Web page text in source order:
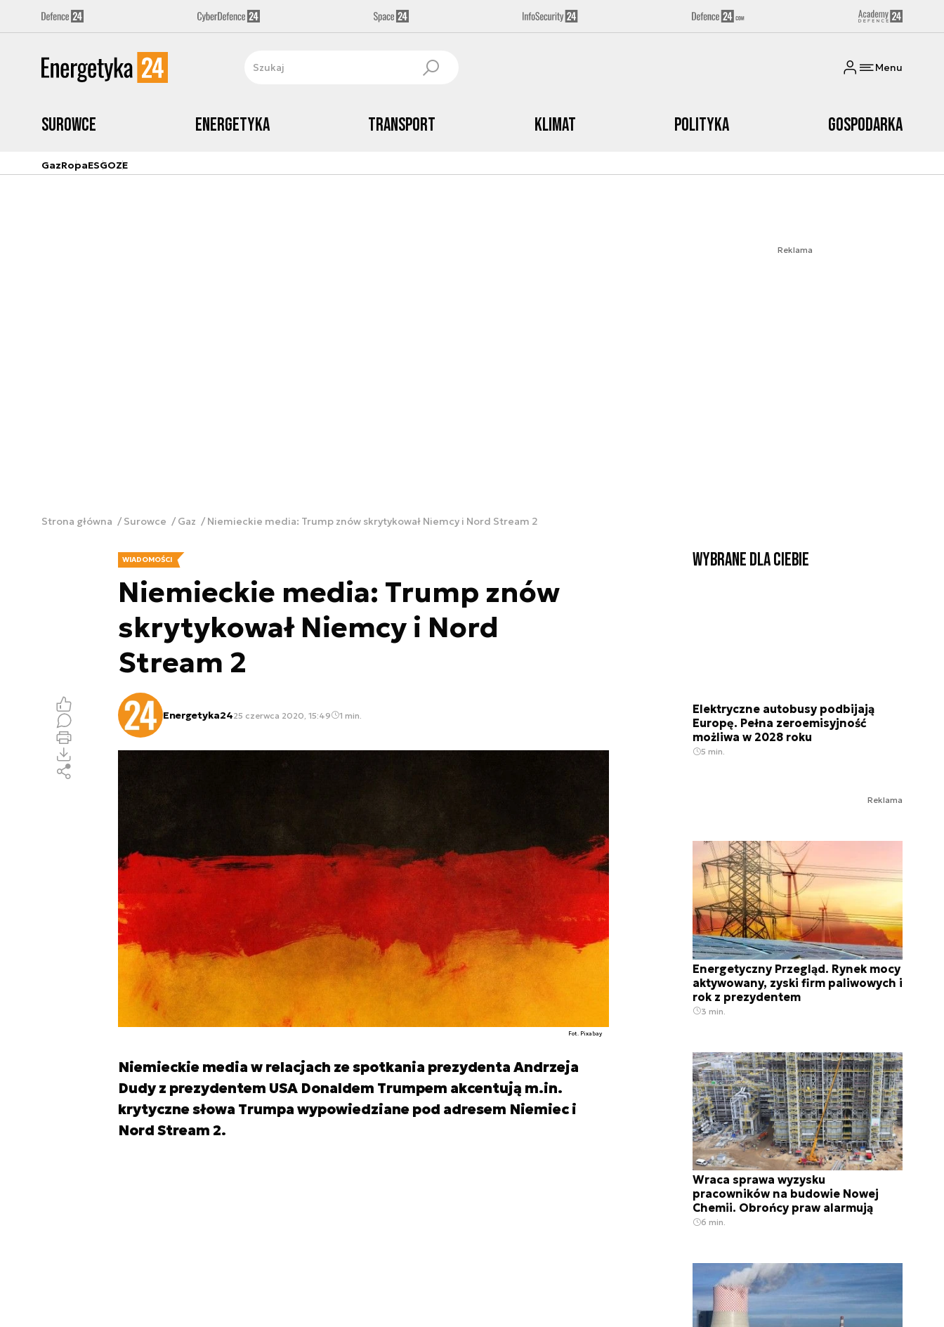
Menu
Surowce Energetyka Transport Klimat Polityka Gospodarka
GazRopaESGOZE
Reklama
Strona główna Surowce Gaz Niemieckie media: Trump znów skrytykował Niemcy i Nord Stream 2
WIADOMOŚCI
Niemieckie media: Trump znów
skrytykował Niemcy i Nord
Stream 2
Energetyka2425 czerwca 2020, 15:49 1 min.
Fot. Pixabay
Niemieckie media w relacjach ze spotkania prezydenta Andrzeja
Dudy z prezydentem USA Donaldem Trumpem akcentują m.in.
krytyczne słowa Trumpa wypowiedziane pod adresem Niemiec i
Nord Stream 2.
Wybrane dla Ciebie
Elektryczne autobusy podbijają
Europę. Pełna zeroemisyjność
możliwa w 2028 roku
5 min.
Reklama
Energetyczny Przegląd. Rynek mocy
aktywowany, zyski firm paliwowych i
rok z prezydentem
3 min.
Wraca sprawa wyzysku
pracowników na budowie Nowej
Chemii. Obrońcy praw alarmują
6 min.